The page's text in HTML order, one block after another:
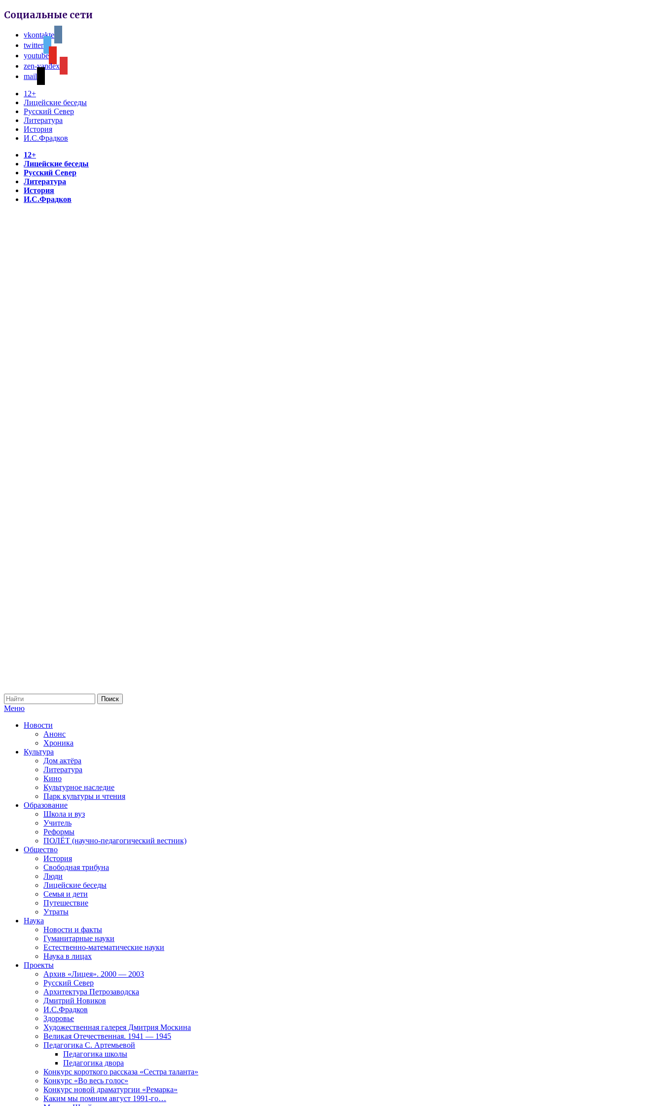
Социальные сети
vkontakte
twitter
youtube
zen-yandex
mail
12+
Лицейские беседы
Русский Север
Литература
История
И.С.Фрадков
12+
Лицейские беседы
Русский Север
Литература
История
И.С.Фрадков
Меню
Новости
Анонс
Хроника
Культура
Дом актёра
Литература
Кино
Культурное наследие
Парк культуры и чтения
Образование
Школа и вуз
Учитель
Реформы
ПОЛЁТ (научно-педагогический вестник)
Общество
История
Свободная трибуна
Люди
Лицейские беседы
Семья и дети
Путешествие
Утраты
Наука
Новости и факты
Гуманитарные науки
Естественно-математические науки
Наука в лицах
Проекты
Архив «Лицея». 2000 — 2003
Русский Север
Архитектура Петрозаводска
Дмитрий Новиков
И.С.Фрадков
Здоровье
Художественная галерея Дмитрия Москина
Великая Отечественная. 1941 — 1945
Педагогика С. Артемьевой
Педагогика школы
Педагогика двора
Конкурс короткого рассказа «Сестра таланта»
Конкурс «Во весь голос»
Конкурс новой драматургии «Ремарка»
Каким мы помним август 1991-го…